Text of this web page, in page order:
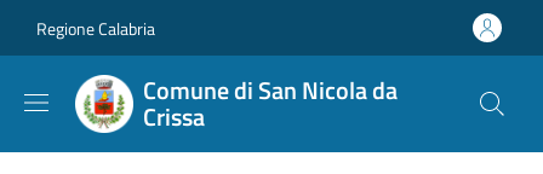
Regione Calabria
Comune di San Nicola da
Crissa